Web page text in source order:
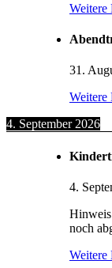
Weitere
31.
Weitere
4. September 2026
4.
noch
Weitere